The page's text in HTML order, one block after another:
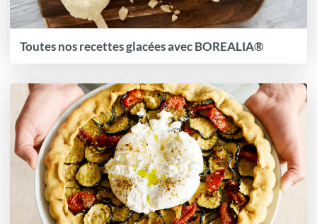
Toutes nos recettes glacées avec BOREALIA®